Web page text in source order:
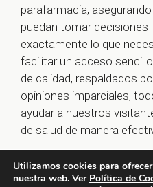
parafarmacia,
puedan tomar
exactamente lo que
facilitar un acceso
de calidad, respaldados
opiniones imparciales,
ayudar a nuestros
de salud de manera
Utilizamos cookies para
nuestra web. Ver Política de